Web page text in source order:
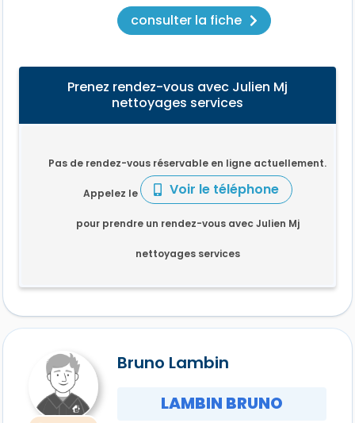
consulter la fiche
Prenez rendez-vous avec Julien Mj
nettoyages services
Pas de rendez-vous réservable en ligne actuellement.
Appelez le Voir le téléphone
pour prendre un rendez-vous avec Julien Mj
nettoyages services
Bruno Lambin
LAMBIN BRUNO